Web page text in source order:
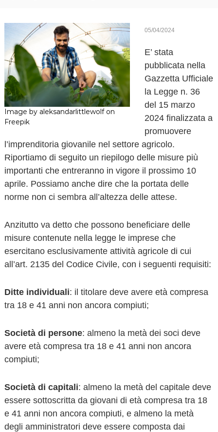
a
Image by aleksandarlittlewolf on
Freepik
05/04/2024
E’ stata
pubblicata nella
Gazzetta Ufficiale
la Legge n. 36
del 15 marzo
2024 finalizzata a
promuovere
l’imprenditoria giovanile nel settore agricolo.
Riportiamo di seguito un riepilogo delle misure più
importanti che entreranno in vigore il prossimo 10
aprile. Possiamo anche dire che la portata delle
norme non ci sembra all’altezza delle attese.
Anzitutto va detto che possono beneficiare delle
misure contenute nella legge le imprese che
esercitano esclusivamente attività agricole di cui
all’art. 2135 del Codice Civile, con i seguenti requisiti:
Ditte individuali: il titolare deve avere età compresa
tra 18 e 41 anni non ancora compiuti;
Società di persone: almeno la metà dei soci deve
avere età compresa tra 18 e 41 anni non ancora
compiuti;
Società di capitali: almeno la metà del capitale deve
essere sottoscritta da giovani di età compresa tra 18
e 41 anni non ancora compiuti, e almeno la metà
degli amministratori deve essere composta dai